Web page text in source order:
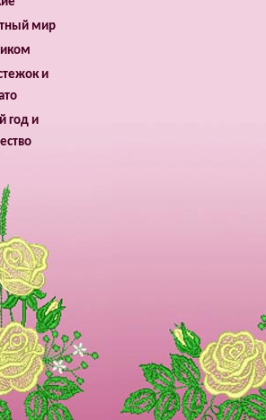
мир
и
год и